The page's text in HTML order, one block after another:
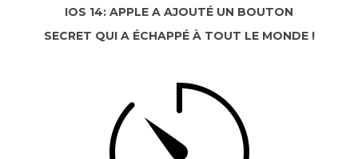
IOS 14: APPLE A AJOUTÉ UN BOUTON
SECRET QUI A ÉCHAPPÉ À TOUT LE MONDE !